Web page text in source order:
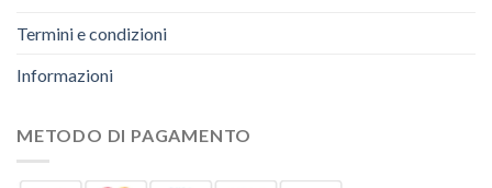
Termini e condizioni
Informazioni
METODO DI PAGAMENTO